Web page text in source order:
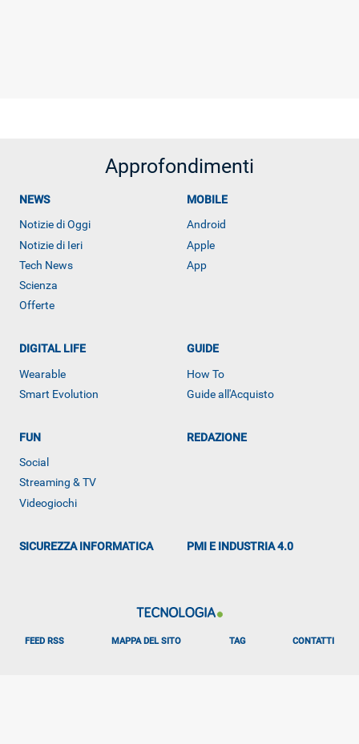
ALTRO
Approfondimenti
NEWS
Notizie di Oggi
Notizie di Ieri
Tech News
Scienza
Offerte
MOBILE
Android
Apple
App
DIGITAL LIFE
Wearable
Smart Evolution
GUIDE
How To
Guide all'Acquisto
FUN
Social
Streaming & TV
Videogiochi
REDAZIONE
SICUREZZA INFORMATICA PMI E INDUSTRIA 4.0
FEED RSS MAPPA DEL SITO TAG CONTATTI